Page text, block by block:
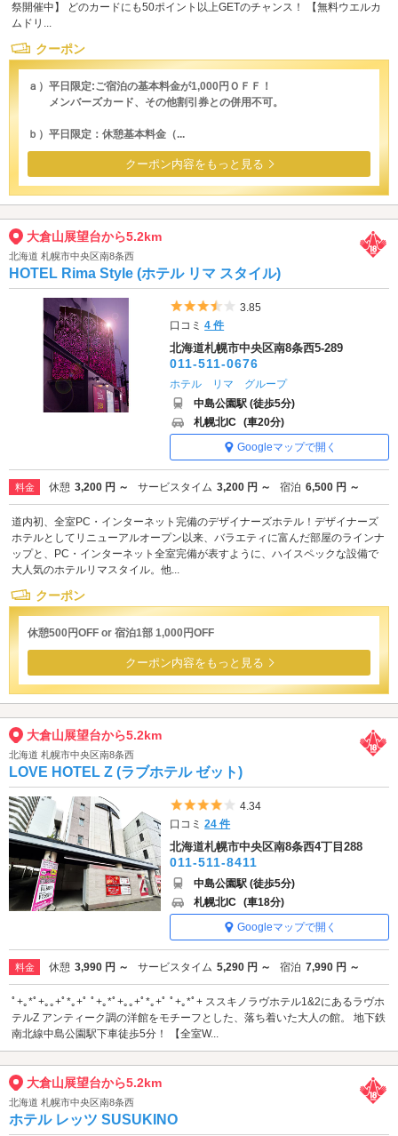
祭開催中】 どのカードにも50ポイント以上GETのチャンス！ 【無料ウエルカ
ムドリ...
クーポン
ａ）平日限定:ご宿泊の基本料金が1,000円ＯＦＦ！
メンバーズカード、その他割引券との併用不可。
ｂ）平日限定：休憩基本料金（...
クーポン内容をもっと見る
大倉山展望台から5.2km
北海道 札幌市中央区南8条西
HOTEL Rima Style (ホテル リマ スタイル)
5つ星のうち3.5
3.85
口コミ4 件
北海道札幌市中央区南8条西5-289
011-511-0676
ホテル リマ グループ
中島公園駅 (徒歩5分)
札幌北IC (車20分)
Googleマップで開く
料金 休憩 3,200 円 ～ サービスタイム 3,200 円 ～ 宿泊 6,500 円 ～
道内初、全室PC・インターネット完備のデザイナーズホテル！デザイナーズ
ホテルとしてリニューアルオープン以来、バラエティに富んだ部屋のラインナ
ップと、PC・インターネット全室完備が表すように、ハイスペックな設備で
大人気のホテルリマスタイル。他...
クーポン
休憩500円OFF or 宿泊1部 1,000円OFF
クーポン内容をもっと見る
大倉山展望台から5.2km
北海道 札幌市中央区南8条西
LOVE HOTEL Z (ラブホテル ゼット)
5つ星のうち4
4.34
口コミ24 件
北海道札幌市中央区南8条西4丁目288
011-511-8411
中島公園駅 (徒歩5分)
札幌北IC (車18分)
Googleマップで開く
料金 休憩 3,990 円 ～ サービスタイム 5,290 円 ～ 宿泊 7,990 円 ～
ﾟ+｡*ﾟ+｡｡+ﾟ*｡+ﾟ ﾟ+｡*ﾟ+｡｡+ﾟ*｡+ﾟ ﾟ+｡*ﾟ+ ススキノラヴホテル1&2にあるラヴホ
テルZ アンティーク調の洋館をモチーフとした、落ち着いた大人の館。 地下鉄
南北線中島公園駅下車徒歩5分！ 【全室W...
大倉山展望台から5.2km
北海道 札幌市中央区南8条西
ホテル レッツ SUSUKINO